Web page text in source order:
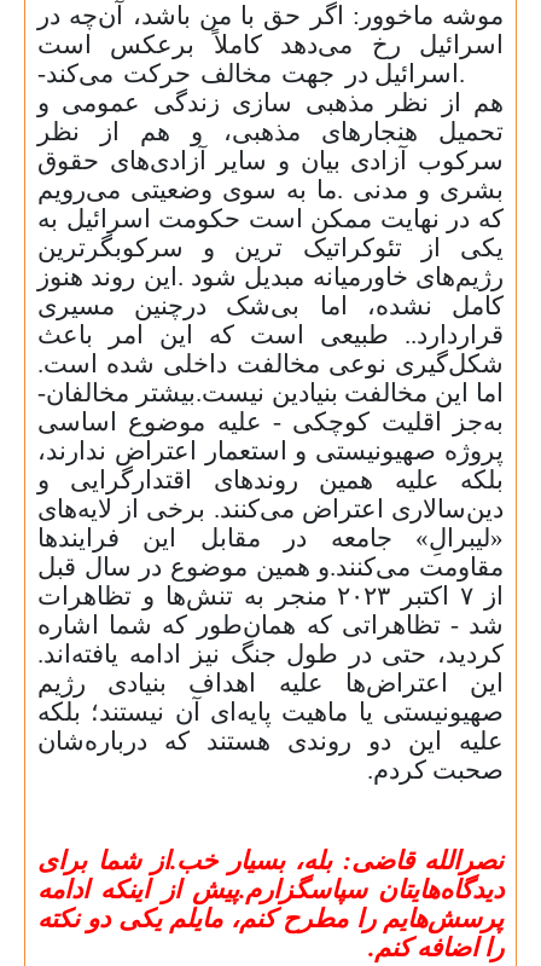
موشه ماخوور: اگر حق با من باشد، آن‌چه در
اسرائیل رخ می‌دهد کاملاً برعکس است
. اسرائیل در جهت مخالف حرکت می‌کند-
هم از نظر مذهبی ‌سازی زندگی عمومی و
تحمیل هنجارهای مذهبی، و هم از نظر
سرکوب آزادی بیان و سایر آزادی‌های حقوق
بشری و مدنی .ما به سوی وضعیتی می‌رویم
که در نهایت ممکن است حکومت اسرائیل به
یکی از تئوکراتیک ‌ترین و سرکوبگرترین
رژیم‌های خاورمیانه مبدیل شود . این روند هنوز
کامل نشده، اما بی‌شک درچنین مسیری
قراردارد..
طبیعی است که این امر باعث
شکل‌گیری نوعی مخالفت داخلی شده است.
اما این مخالفت بنیادین نیست.بیشتر مخالفان-
به‌جز اقلیت کوچکی - علیه موضوع اساسی
پروژه صهیونیستی و استعمار اعتراض ندارند،
بلکه علیه همین روندهای اقتدارگرایی و
دین‌سالاری اعتراض می‌کنند. برخی از لایه‌های
«لیبرالِ» جامعه در مقابل این فرایندها
مقاومت می‌کنند.و همین موضوع در سال قبل
از ۷ اکتبر ۲۰۲۳ منجر به تنش‌ها و تظاهرات
شد - تظاهراتی که همان‌طور که شما اشاره
کردید، حتی در طول جنگ نیز ادامه یافته‌اند.
این اعتراض‌ها علیه اهداف بنیادی رژیم
صهیونیستی یا ماهیت پایه‌ای آن نیستند؛ بلکه
علیه این دو روندی هستند که درباره‌شان
صحبت کردم.
نصرالله قاضی: بله، بسیار خب.از شما برای
دیدگاه‌هایتان سپاسگزارم.پیش از اینکه ادامه
پرسش‌هایم را مطرح کنم، مایلم یکی دو نکته
را اضافه کنم.